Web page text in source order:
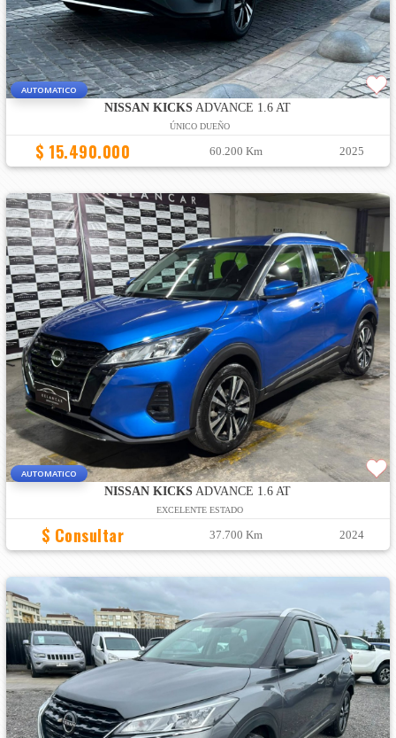
AUTOMATICO
NISSAN KICKS ADVANCE 1.6 AT
ÚNICO DUEÑO
$ 15.490.000 60.200 Km 2025
AUTOMATICO
NISSAN KICKS ADVANCE 1.6 AT
EXCELENTE ESTADO
$ Consultar 37.700 Km 2024